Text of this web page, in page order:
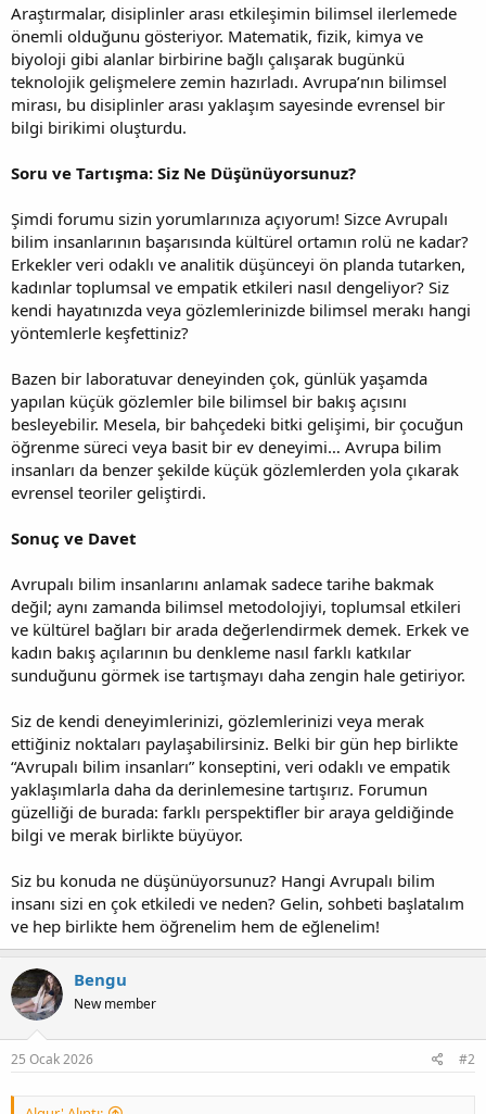
Araştırmalar, disiplinler arası etkileşimin bilimsel ilerlemede
önemli olduğunu gösteriyor. Matematik, fizik, kimya ve
biyoloji gibi alanlar birbirine bağlı çalışarak bugünkü
teknolojik gelişmelere zemin hazırladı. Avrupa’nın bilimsel
mirası, bu disiplinler arası yaklaşım sayesinde evrensel bir
bilgi birikimi oluşturdu.
Soru ve Tartışma: Siz Ne Düşünüyorsunuz?
Şimdi forumu sizin yorumlarınıza açıyorum! Sizce Avrupalı
bilim insanlarının başarısında kültürel ortamın rolü ne kadar?
Erkekler veri odaklı ve analitik düşünceyi ön planda tutarken,
kadınlar toplumsal ve empatik etkileri nasıl dengeliyor? Siz
kendi hayatınızda veya gözlemlerinizde bilimsel merakı hangi
yöntemlerle keşfettiniz?
Bazen bir laboratuvar deneyinden çok, günlük yaşamda
yapılan küçük gözlemler bile bilimsel bir bakış açısını
besleyebilir. Mesela, bir bahçedeki bitki gelişimi, bir çocuğun
öğrenme süreci veya basit bir ev deneyimi… Avrupa bilim
insanları da benzer şekilde küçük gözlemlerden yola çıkarak
evrensel teoriler geliştirdi.
Sonuç ve Davet
Avrupalı bilim insanlarını anlamak sadece tarihe bakmak
değil; aynı zamanda bilimsel metodolojiyi, toplumsal etkileri
ve kültürel bağları bir arada değerlendirmek demek. Erkek ve
kadın bakış açılarının bu denkleme nasıl farklı katkılar
sunduğunu görmek ise tartışmayı daha zengin hale getiriyor.
Siz de kendi deneyimlerinizi, gözlemlerinizi veya merak
ettiğiniz noktaları paylaşabilirsiniz. Belki bir gün hep birlikte
“Avrupalı bilim insanları” konseptini, veri odaklı ve empatik
yaklaşımlarla daha da derinlemesine tartışırız. Forumun
güzelliği de burada: farklı perspektifler bir araya geldiğinde
bilgi ve merak birlikte büyüyor.
Siz bu konuda ne düşünüyorsunuz? Hangi Avrupalı bilim
insanı sizi en çok etkiledi ve neden? Gelin, sohbeti başlatalım
ve hep birlikte hem öğrenelim hem de eğlenelim!
Bengu
New member
25 Ocak 2026 #2